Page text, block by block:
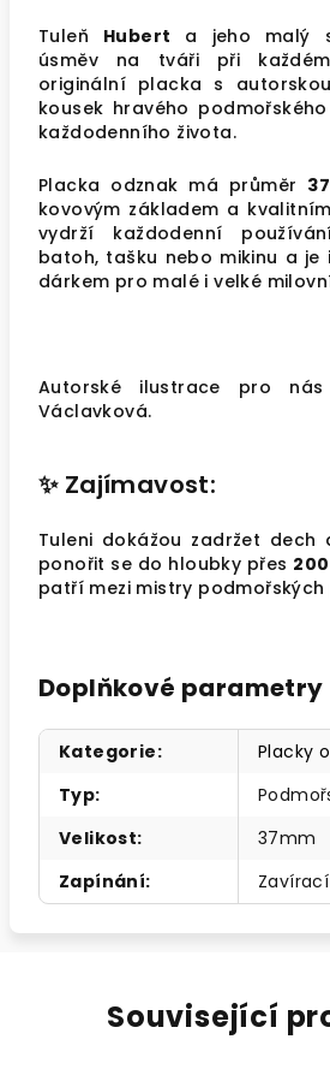
Tuleň Hubert a jeho malý
úsměv na tváři při
originální placka s
kousek hravého
každodenního života.
Placka odznak má průměr
kovovým základem a
vydrží každodenní
batoh, tašku nebo mikinu a je
dárkem pro malé i velké
Autorské ilustrace pro
Václavková.
✨ Zajímavost:
Tuleni dokážou zadržet dech
ponořit se do hloubky přes
patří mezi mistry podmořských
Doplňkové parametry
Kategorie:
Placky
Typ:
Velikost:
37mm
Zapínání:
Související